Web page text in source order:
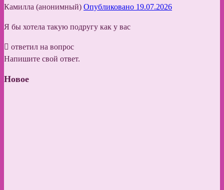
Камилла (анонимный) Опубликовано 19.07.2026
Я бы хотела такую подругу как у вас
ответил на вопрос
Напишите свой ответ.
Новое